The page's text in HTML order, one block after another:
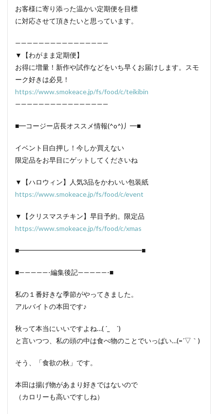
お客様に寄り添った温かい定期便を目標
に対応させて頂きたいと思っています。
————————————————
▼【わがまま定期便】
お得に増量！新作や試作などをいち早くお届けします。スモ
ーク好きは必見！
https://www.smokeace.jp/fs/food/c/teikibin
————————————————
■━コージー店長オススメ情報(^o^)丿━■
イベント目白押し！今しか買えない
限定品をお早目にゲットしてくださいね
▼【ハロウィン】人気3品をかわいい包装紙
https://www.smokeace.jp/fs/food/c/event
▼【クリスマスチキン】早目予約。限定品
https://www.smokeace.jp/fs/food/c/xmas
■━━━━━━━━━━━━━━━━━━■
■—————-編集後記—————-■
私の１番好きな季節がやってきました。
アルバイトの本田です♪
秋って本当にいいですよね…( ´_ゝ`)
と言いつつ、私の頭の中は食べ物のことでいっぱい…(=´▽｀)
そう、「食欲の秋」です。
本田は揚げ物があまり好きではないので
（カロリーも高いですしね）